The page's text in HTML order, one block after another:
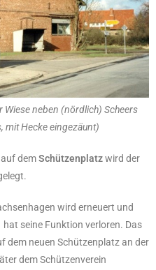
neben (nördlich) Scheers
mit Hecke eingezäunt)
demSchützenplatzwird der
wird erneuert und
seine Funktion verloren. Das
dem neuen Schützenplatz an der
dem Schützenverein